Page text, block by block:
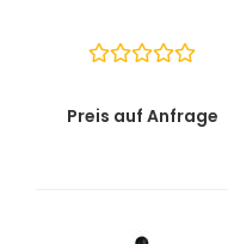
Preis auf Anfrage